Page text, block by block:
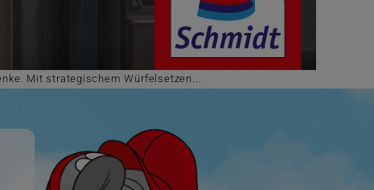
Mit strategischem Würfelsetzen...